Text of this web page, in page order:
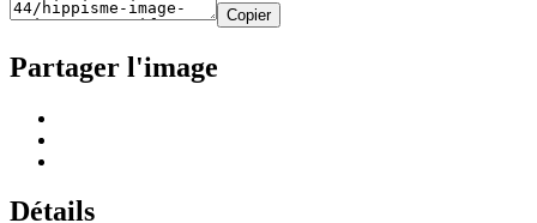
Copier
Partager l'image
Détails